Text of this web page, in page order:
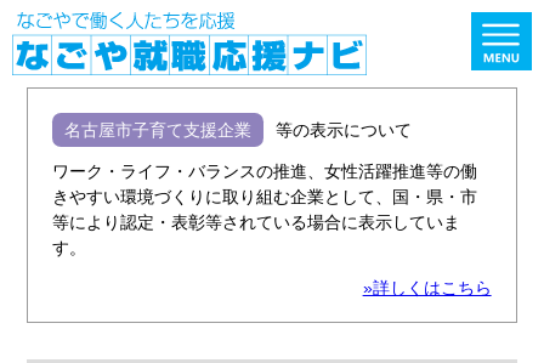
名古屋市子育て支援企業 等の表示について
ワーク・ライフ・バランスの推進、女性活躍推進等の働
きやすい環境づくりに取り組む企業として、国・県・市
等により認定・表彰等されている場合に表示していま
す。
»詳しくはこちら